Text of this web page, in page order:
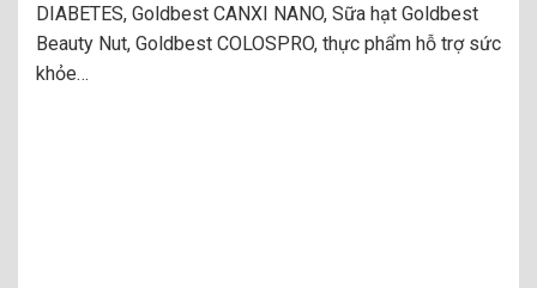
DIABETES, Goldbest CANXI NANO, Sữa hạt Goldbest
Beauty Nut, Goldbest COLOSPRO, thực phẩm hỗ trợ sức
khỏe…